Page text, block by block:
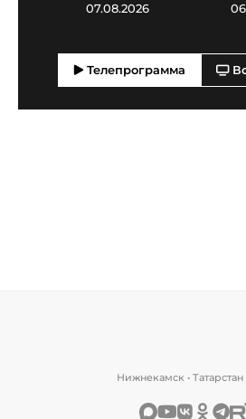
07.08.2026
Телепрограмма
Нижнекамск • Татарстан